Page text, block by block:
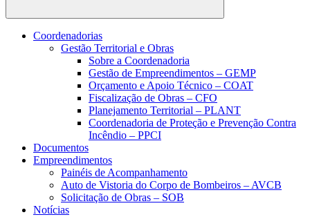
Buscar
Coordenadorias
Gestão Territorial e Obras
Sobre a Coordenadoria
Gestão de Empreendimentos – GEMP
Orçamento e Apoio Técnico – COAT
Fiscalização de Obras – CFO
Planejamento Territorial – PLANT
Coordenadoria de Proteção e Prevenção Contra
Incêndio – PPCI
Documentos
Empreendimentos
Painéis de Acompanhamento
Auto de Vistoria do Corpo de Bombeiros – AVCB
Solicitação de Obras – SOB
Notícias